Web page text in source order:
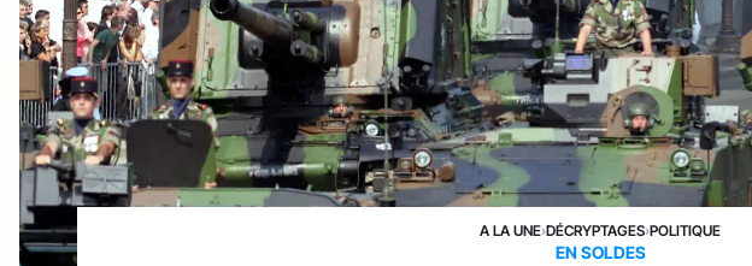
A LA UNE›DÉCRYPTAGES›POLITIQUE
EN SOLDES